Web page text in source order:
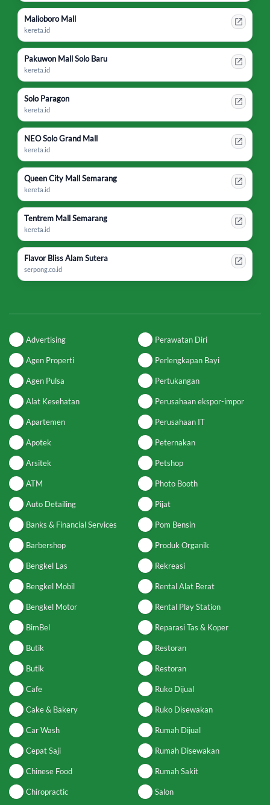
Malioboro Mall
kereta.id
Pakuwon Mall Solo Baru
kereta.id
Solo Paragon
kereta.id
NEO Solo Grand Mall
kereta.id
Queen City Mall Semarang
kereta.id
Tentrem Mall Semarang
kereta.id
Flavor Bliss Alam Sutera
serpong.co.id
Advertising
Agen Properti
Agen Pulsa
Alat Kesehatan
Apartemen
Apotek
Arsitek
ATM
Auto Detailing
Banks & Financial Services
Barbershop
Bengkel Las
Bengkel Mobil
Bengkel Motor
BimBel
Butik
Butik
Cafe
Cake & Bakery
Car Wash
Cepat Saji
Chinese Food
Chiropractic
Perawatan Diri
Perlengkapan Bayi
Pertukangan
Perusahaan ekspor-impor
Perusahaan IT
Peternakan
Petshop
Photo Booth
Pijat
Pom Bensin
Produk Organik
Rekreasi
Rental Alat Berat
Rental Play Station
Reparasi Tas & Koper
Restoran
Restoran
Ruko Dijual
Ruko Disewakan
Rumah Dijual
Rumah Disewakan
Rumah Sakit
Salon